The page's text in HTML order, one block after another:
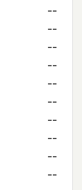
--
--
--
--
--
--
--
--
--
--